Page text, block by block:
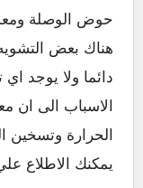
حوض الوصلة
هناك بعض
دائما ولا يوجد
الاسباب الى ان
الحرارة وتسخين
يمكنك الاطلاع